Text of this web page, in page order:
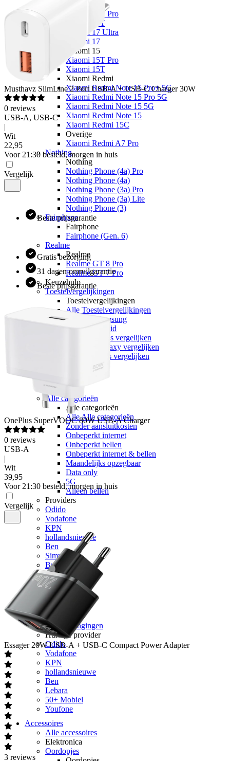
Xiaomi 17T Pro
Xiaomi 17T
Xiaomi 17 Ultra
Xiaomi 17
Xiaomi 15
Xiaomi 15T Pro
Xiaomi 15T
Xiaomi Redmi
Xiaomi Redmi Note 15 Pro+ 5G
Xiaomi Redmi Note 15 Pro 5G
Xiaomi Redmi Note 15 5G
Xiaomi Redmi Note 15
Xiaomi Redmi 15C
Overige
Xiaomi Redmi A7 Pro
Nothing
Nothing
Nothing Phone (4a) Pro
Nothing Phone (4a)
Nothing Phone (3a) Pro
Nothing Phone (3a) Lite
Nothing Phone (3)
Fairphone
Fairphone
Fairphone (Gen. 6)
Realme
Realme
Realme GT 8 Pro
Realme GT 7 Pro
Keuzehulp
Toestelvergelijkingen
Toestelvergelijkingen
Alle Toestelvergelijkingen
Apple vs Samsung
iOS vs Android
Apple iPhones vergelijken
Samsung Galaxy vergelijken
Google Pixels vergelijken
Categorieën
Alle categorieën
Alle categorieën
Alle Alle categorieën
Zonder aansluitkosten
Onbeperkt internet
Onbeperkt bellen
Onbeperkt internet & bellen
Maandelijks opzegbaar
Data only
5G
Alleen bellen
Providers
Odido
Vodafone
KPN
hollandsnieuwe
Ben
Simyo
Budget Thuis
Lebara
Simpel
50+ Mobiel
Youfone
Verlengen
Alle verlengingen
Huidige provider
Odido
Vodafone
KPN
hollandsnieuwe
Ben
Lebara
50+ Mobiel
Youfone
Accessoires
Alle accessoires
Elektronica
Oordopjes
Musthavz SlimLine 2 Port USB-A + USB-C Charger 30W
0 reviews
USB-A, USB-C
|
Wit
22,95
Voor 21:30 besteld, morgen in huis
Vergelijk
Beste prijsgarantie
Gratis bezorging
31 dagen omruilgarantie
Beste prijsgarantie
OnePlus SuperVOOC 80W USB-A Charger
0 reviews
USB-A
|
Wit
39,95
Voor 21:30 besteld, morgen in huis
Vergelijk
Essager 20W USB-A + USB-C Compact Power Adapter
3 reviews